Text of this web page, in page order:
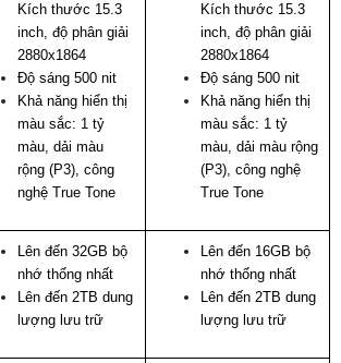
Kích thước 15.3
inch, độ phân giải
2880x1864
Độ sáng 500 nit
Khả năng hiển thị
màu sắc: 1 tỷ
màu, dải màu
rộng (P3), công
nghệ True Tone
Kích thước 15.3
inch, độ phân giải
2880x1864
Độ sáng 500 nit
Khả năng hiển thị
màu sắc: 1 tỷ
màu, dải màu rộng
(P3), công nghệ
True Tone
Lên đến 32GB bộ
nhớ thống nhất
Lên đến 2TB dung
lượng lưu trữ
Lên đến 16GB bộ
nhớ thống nhất
Lên đến 2TB dung
lượng lưu trữ